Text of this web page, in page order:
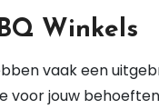
Winkels
vaak een
voor jouw